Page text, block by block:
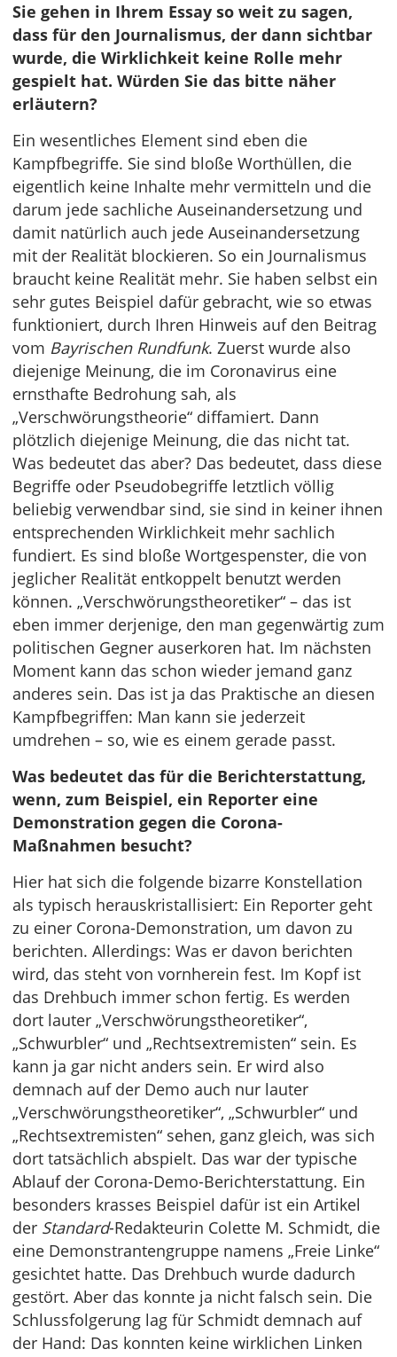
Sie gehen in Ihrem Essay so weit zu sagen,
dass für den Journalismus, der dann sichtbar
wurde, die Wirklichkeit keine Rolle mehr
gespielt hat. Würden Sie das bitte näher
erläutern?
Ein wesentliches Element sind eben die
Kampfbegriffe. Sie sind bloße Worthüllen, die
eigentlich keine Inhalte mehr vermitteln und die
darum jede sachliche Auseinandersetzung und
damit natürlich auch jede Auseinandersetzung
mit der Realität blockieren. So ein Journalismus
braucht keine Realität mehr. Sie haben selbst ein
sehr gutes Beispiel dafür gebracht, wie so etwas
funktioniert, durch Ihren Hinweis auf den Beitrag
vom Bayrischen Rundfunk. Zuerst wurde also
diejenige Meinung, die im Coronavirus eine
ernsthafte Bedrohung sah, als
„Verschwörungstheorie“ diffamiert. Dann
plötzlich diejenige Meinung, die das nicht tat.
Was bedeutet das aber? Das bedeutet, dass diese
Begriffe oder Pseudobegriffe letztlich völlig
beliebig verwendbar sind, sie sind in keiner ihnen
entsprechenden Wirklichkeit mehr sachlich
fundiert. Es sind bloße Wortgespenster, die von
jeglicher Realität entkoppelt benutzt werden
können. „Verschwörungstheoretiker“ – das ist
eben immer derjenige, den man gegenwärtig zum
politischen Gegner auserkoren hat. Im nächsten
Moment kann das schon wieder jemand ganz
anderes sein. Das ist ja das Praktische an diesen
Kampfbegriffen: Man kann sie jederzeit
umdrehen – so, wie es einem gerade passt.
Was bedeutet das für die Berichterstattung,
wenn, zum Beispiel, ein Reporter eine
Demonstration gegen die Corona-
Maßnahmen besucht?
Hier hat sich die folgende bizarre Konstellation
als typisch herauskristallisiert: Ein Reporter geht
zu einer Corona-Demonstration, um davon zu
berichten. Allerdings: Was er davon berichten
wird, das steht von vornherein fest. Im Kopf ist
das Drehbuch immer schon fertig. Es werden
dort lauter „Verschwörungstheoretiker“,
„Schwurbler“ und „Rechtsextremisten“ sein. Es
kann ja gar nicht anders sein. Er wird also
demnach auf der Demo auch nur lauter
„Verschwörungstheoretiker“, „Schwurbler“ und
„Rechtsextremisten“ sehen, ganz gleich, was sich
dort tatsächlich abspielt. Das war der typische
Ablauf der Corona-Demo-Berichterstattung. Ein
besonders krasses Beispiel dafür ist ein Artikel
der Standard-Redakteurin Colette M. Schmidt, die
eine Demonstrantengruppe namens „Freie Linke“
gesichtet hatte. Das Drehbuch wurde dadurch
gestört. Aber das konnte ja nicht falsch sein. Die
Schlussfolgerung lag für Schmidt demnach auf
der Hand: Das konnten keine wirklichen Linken